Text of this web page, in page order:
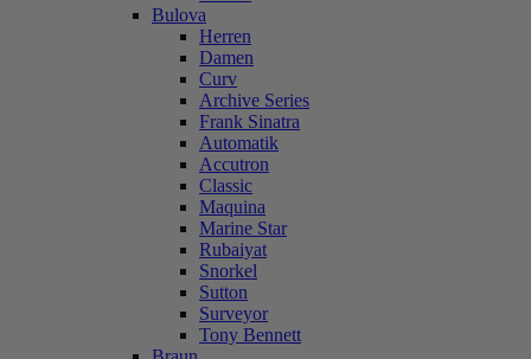
Bulova
Herren
Damen
Curv
Archive Series
Frank Sinatra
Automatik
Accutron
Classic
Maquina
Marine Star
Rubaiyat
Snorkel
Sutton
Surveyor
Tony Bennett